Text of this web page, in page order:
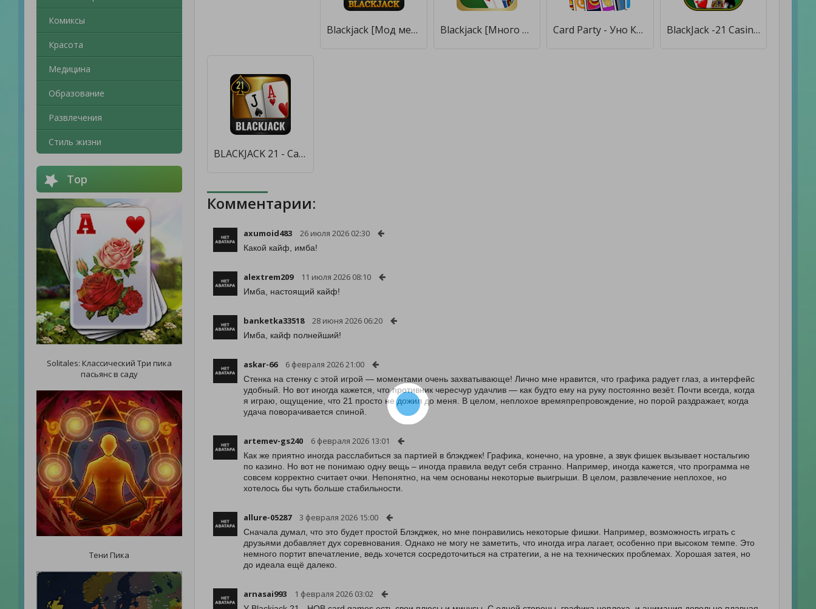
Комиксы
Красота
Медицина
Образование
Развлечения
Стиль жизни
Top
Solitales: Классический Три пика
пасьянс в саду
Тени Пика
Blackjack [Мод меню] Blackjack [Много монет] Card Party - Уно Карточная игра для компании [Много денег] BlackJack -21 Casino Card Game [Много денег]
BLACKJACK 21 - Casino Vegas [Много денег]
Комментарии:
axumoid483 26 июля 2026 02:30
Какой кайф, имба!
alextrem209 11 июля 2026 08:10
Имба, настоящий кайф!
banketka33518 28 июня 2026 06:20
Имба, кайф полнейший!
askar-66 6 февраля 2026 21:00
Стенка на стенку с этой игрой — моментами очень захватывающе! Лично мне нравится, что графика радует глаз, а интерфейс
удобный. Но вот иногда кажется, что противник чересчур удачлив — как будто ему на руку постоянно везёт. Почти всегда, когда
я играю, ощущение, что 21 просто не дожил до меня. В целом, неплохое времяпрепровождение, но порой раздражает, когда
удача поворачивается спиной.
artemev-gs240 6 февраля 2026 13:01
Как же приятно иногда расслабиться за партией в блэкджек! Графика, конечно, на уровне, а звук фишек вызывает ностальгию
по казино. Но вот не понимаю одну вещь – иногда правила ведут себя странно. Например, иногда кажется, что программа не
совсем корректно считает очки. Непонятно, на чем основаны некоторые выигрыши. В целом, развлечение неплохое, но
хотелось бы чуть больше стабильности.
allure-05287 3 февраля 2026 15:00
Сначала думал, что это будет простой Блэкджек, но мне понравились некоторые фишки. Например, возможность играть с
друзьями добавляет дух соревнования. Однако не могу не заметить, что иногда игра лагает, особенно при высоком темпе. Это
немного портит впечатление, ведь хочется сосредоточиться на стратегии, а не на технических проблемах. Хорошая затея, но
до идеала ещё далеко.
arnasai993 1 февраля 2026 03:02